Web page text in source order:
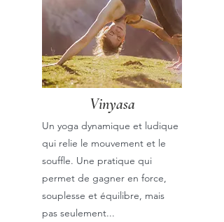
Vinyasa
Un yoga dynamique et ludique
qui relie le mouvement et le
souffle. Une pratique qui
permet de gagner en force,
souplesse et équilibre, mais
pas seulement...